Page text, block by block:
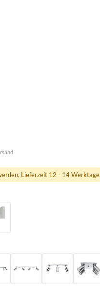
Lieferzeit 12 - 14 Werktage